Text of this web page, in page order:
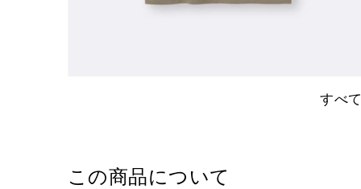
すべ
この商品について